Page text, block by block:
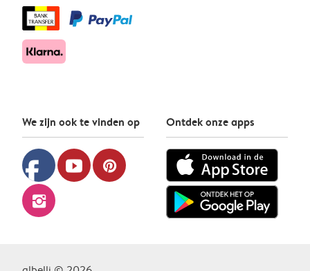
We zijn ook te vinden op
facebook youtube pinterest
instagram
Ontdek onze apps